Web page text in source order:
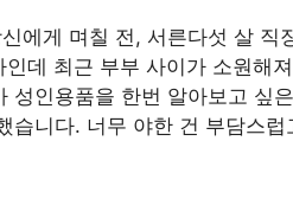
에게 며칠 전, 서른다섯 살 직
데 최근 부부 사이가 소원해
성인용품을 한번 알아보고 싶
습니다. 너무 야한 건 부담스